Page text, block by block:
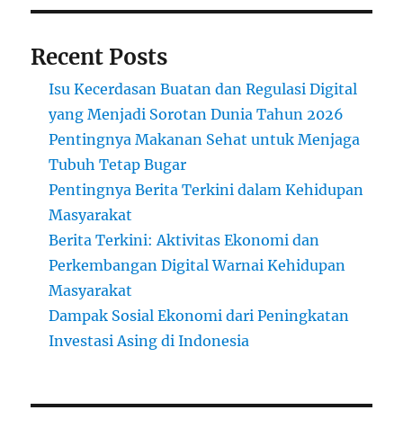
Recent Posts
Isu Kecerdasan Buatan dan Regulasi Digital
yang Menjadi Sorotan Dunia Tahun 2026
Pentingnya Makanan Sehat untuk Menjaga
Tubuh Tetap Bugar
Pentingnya Berita Terkini dalam Kehidupan
Masyarakat
Berita Terkini: Aktivitas Ekonomi dan
Perkembangan Digital Warnai Kehidupan
Masyarakat
Dampak Sosial Ekonomi dari Peningkatan
Investasi Asing di Indonesia